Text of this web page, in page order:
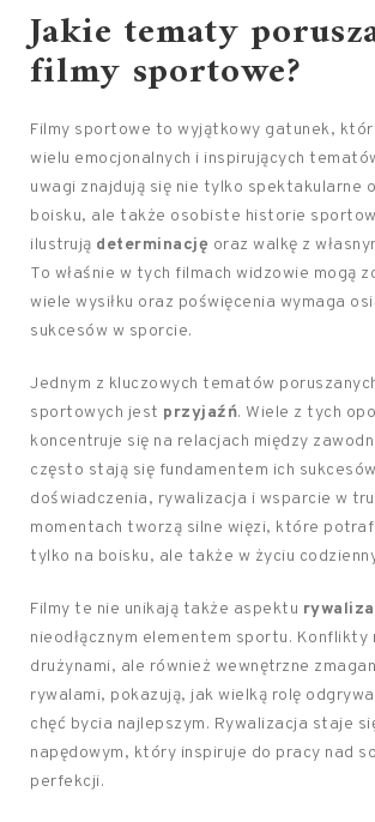
Jakie tematy
filmy sportowe?
Filmy sportowe to wyjątkowy gatunek,
wielu emocjonalnych i inspirujących
uwagi znajdują się nie tylko spektakularne
boisku, ale także osobiste historie
ilustrują determinację oraz walkę z
To właśnie w tych filmach widzowie mogą
wiele wysiłku oraz poświęcenia wymaga
sukcesów w sporcie.
Jednym z kluczowych tematów
sportowych jest przyjaźń. Wiele z tych
koncentruje się na relacjach między
często stają się fundamentem ich
doświadczenia, rywalizacja i wsparcie w
momentach tworzą silne więzi, które
tylko na boisku, ale także w życiu
Filmy te nie unikają także aspektu
nieodłącznym elementem sportu. Konflikty
drużynami, ale również wewnętrzne
rywalami, pokazują, jak wielką rolę
chęć bycia najlepszym. Rywalizacja staje
napędowym, który inspiruje do pracy nad
perfekcji.